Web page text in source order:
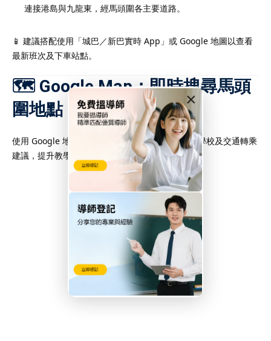
×
連接港島與九龍東，經馬頭圍各主要道路。
📱 建議搭配使用「城巴／新巴實時 App」或 Google 地圖以查看
最新班次及下車站點。
🗺️ Google Map：即時搜尋馬頭
圍地點
使用 Google 地圖可快速查找學生住址、補習社、學校及交通轉乘
建議，提升教學行程效率。